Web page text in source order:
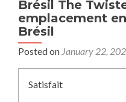
Brésil The
emplacement
Brésil
Posted on January 22,
Satisfait